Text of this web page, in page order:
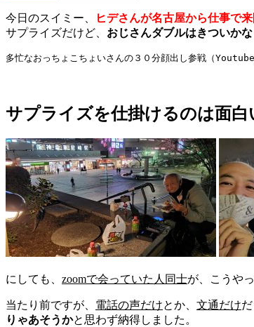
今日のスイミー、 ヒデさんが名古屋から仕事で
サプライズだけど、 おじさんダブルはきついかな
多忙なおっちょこちょいさんの３０分顔出し参戦（
サプライズを仕掛けるのは面白
にしても、 zoomで会っていた人同士が、こうや
当たり前ですが、 電話の声だけとか、 文通だけ
りゃあそうかと思わず納得しました。